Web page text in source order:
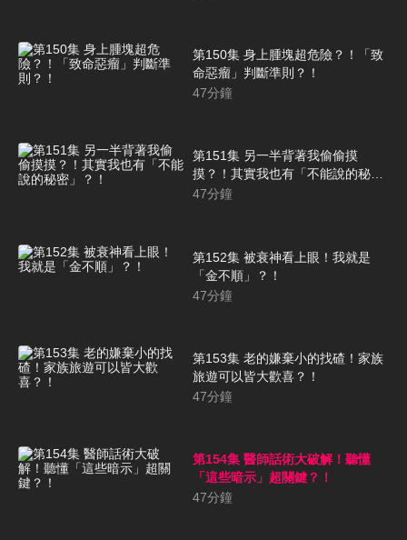
第150集 身上腫塊超危險？！「致
命惡瘤」判斷準則？！
47分鐘
第151集 另一半背著我偷偷摸
摸？！其實我也有「不能說的秘
密」？！
47分鐘
第152集 被衰神看上眼！我就是
「金不順」？！
47分鐘
第153集 老的嫌棄小的找碴！家族
旅遊可以皆大歡喜？！
47分鐘
第154集 醫師話術大破解！聽懂
「這些暗示」超關鍵？！
47分鐘